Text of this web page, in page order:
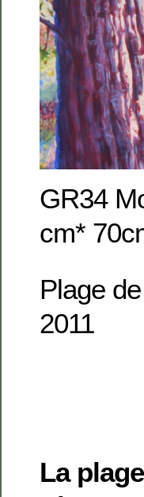
GR34
cm*
Plage
2011
La